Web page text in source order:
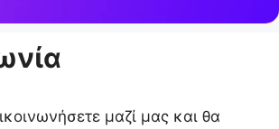
μαζί μας και θα